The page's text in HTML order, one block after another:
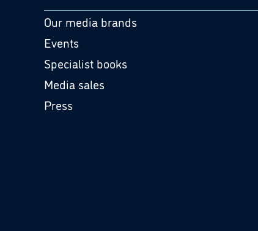
Our media brands
Events
Specialist books
Media sales
Press